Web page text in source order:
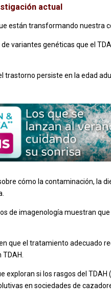
actual
están transformando nuestra
variantes genéticas que el
trastorno persiste en la edad
cómo la contaminación, la
de imagenología muestran
que el tratamiento adecuado
TDAH.
exploran si los rasgos del
en sociedades de